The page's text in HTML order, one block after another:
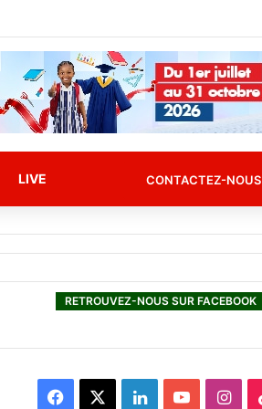
LIVE CONTACTEZ-NOUS
RETROUVEZ-NOUS SUR FACEBOOK
L
I